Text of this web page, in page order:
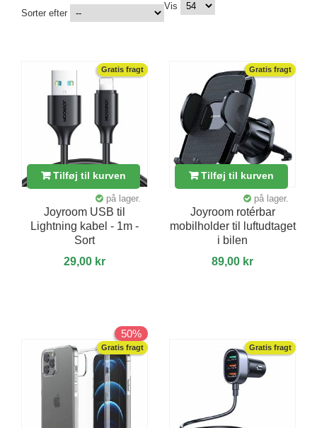
Sorter efter
Vis
Gratis fragt
Tilføj til kurven
på lager.
Joyroom USB til
Lightning kabel - 1m -
Sort
29,00 kr
Gratis fragt
Tilføj til kurven
på lager.
Joyroom rotérbar
mobilholder til luftudtaget
i bilen
89,00 kr
50%
Gratis fragt Gratis fragt